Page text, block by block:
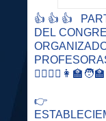
👍👍👍
DEL
👉